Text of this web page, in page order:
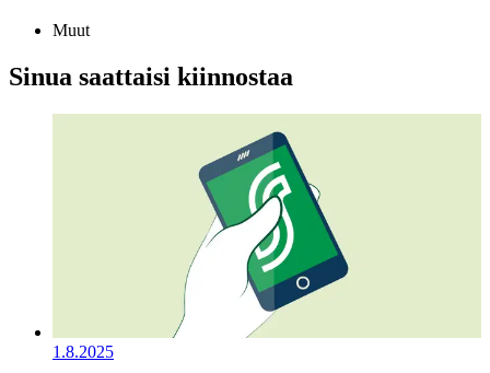
Muut
Sinua saattaisi kiinnostaa
1.8.2025